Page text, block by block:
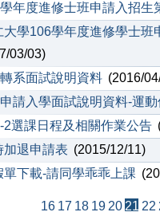
年度進修士班申請入招生
大學106學年度進修學士班
03/03)
系面試說明資料 (2016/
請入學面試說明資料-運
2選課日程及相關作業公告
加退申請表 (2015/12/11)
單下載-請同學乖乖上課
16 17 18 19 20 21 22